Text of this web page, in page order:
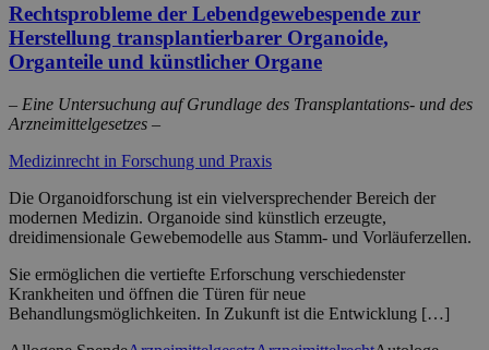
Rechtsprobleme der Lebendgewebespende zur
Herstellung transplantierbarer Organoide,
Organteile und künstlicher Organe
– Eine Untersuchung auf Grundlage des Transplantations- und des
Arzneimittelgesetzes –
Medizinrecht in Forschung und Praxis
Die Organoidforschung ist ein vielversprechender Bereich der
modernen Medizin. Organoide sind künstlich erzeugte,
dreidimensionale Gewebemodelle aus Stamm- und Vorläuferzellen.
Sie ermöglichen die vertiefte Erforschung verschiedenster
Krankheiten und öffnen die Türen für neue
Behandlungsmöglichkeiten. In Zukunft ist die Entwicklung […]